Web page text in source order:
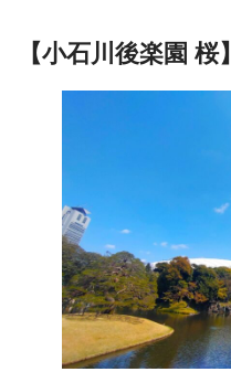
【小石川後楽園 桜】